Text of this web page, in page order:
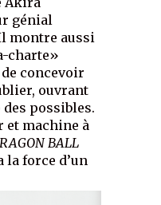
génial
montre aussi
charte»
concevoir
ouvrant
possibles.
et machine à
BALL
la force d’un